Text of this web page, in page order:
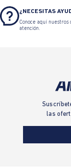
¿NECESITAS
Conoce aquí nuestros
atención.
las